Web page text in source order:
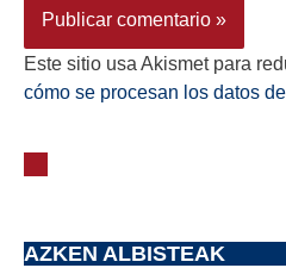
Este sitio usa Akismet para
cómo se procesan los datos
AZKEN ALBISTEAK